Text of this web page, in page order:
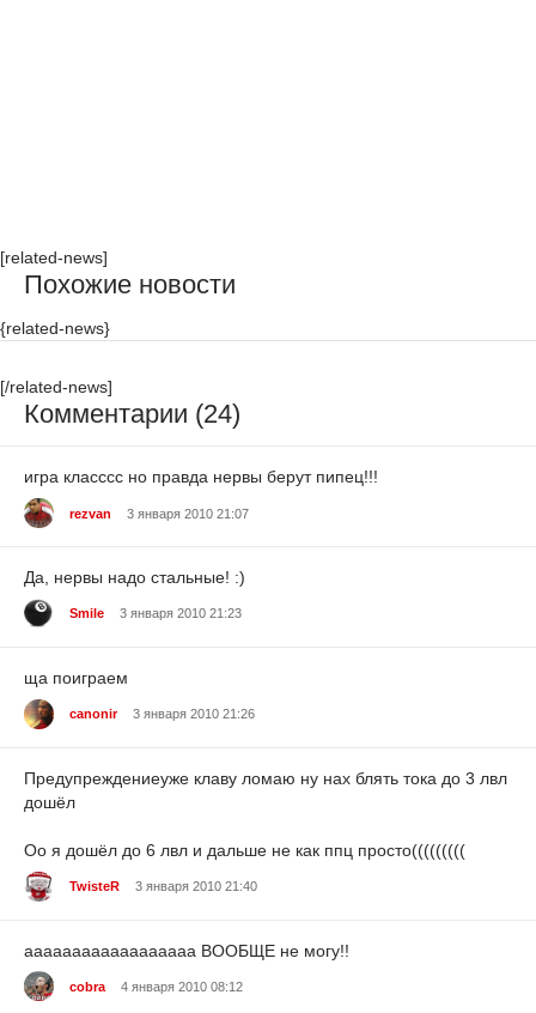
[related-news]
Похожие новости
{related-news}
[/related-news]
Комментарии (24)
игра класссс но правда нервы берут пипец!!!
rezvan 3 января 2010 21:07
Да, нервы надо стальные! :)
Smile 3 января 2010 21:23
ща поиграем
canonir 3 января 2010 21:26
Предупреждениеуже клаву ломаю ну нах блять тока до 3 лвл
дошёл
Оо я дошёл до 6 лвл и дальше не как ппц просто(((((((((
TwisteR 3 января 2010 21:40
аааааааааааааааааа ВООБЩЕ не могу!!
cobra 4 января 2010 08:12